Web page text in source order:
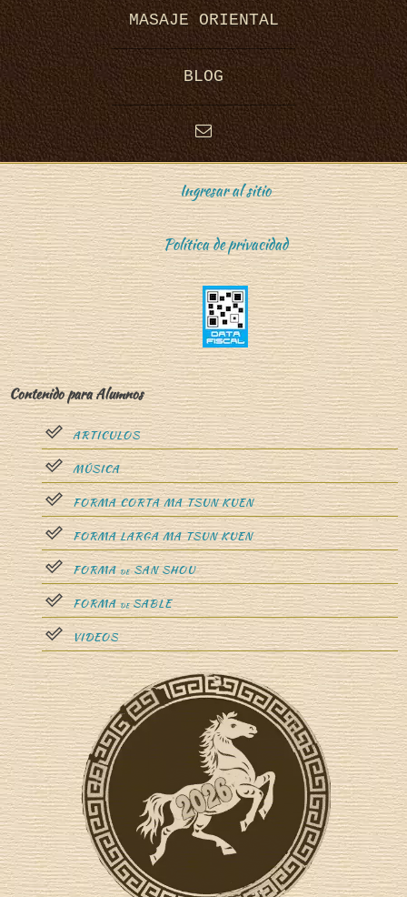
MASAJE ORIENTAL
BLOG
Ingresar al sitio
Política de privacidad
Contenido para Alumnos
ARTICULOS
MÚSICA
FORMA CORTA MA TSUN KUEN
FORMA LARGA MA TSUN KUEN
FORMADESAN SHOU
FORMADESABLE
VIDEOS